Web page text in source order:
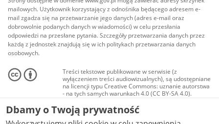
mailowych. Użytkownik korzystający z odnośnika będącego adresem e-
mail zgadza się na przetwarzanie jego danych (adres e-mail oraz
dobrowolnie podanych danych w wiadomości) w celu przesłania
odpowiedzi na przesłane pytania. Szczegóły przetwarzania danych przez
każdą z jednostek znajdują się w ich politykach przetwarzania danych
osobowych.
Treści tekstowe publikowane w serwisie (z
wyłączeniem treści audiowizualnych), są udostępniane
na licencji typu Creative Commons: uznanie autorstwa
- na tych samych warunkach 4.0 (CC BY-SA 4.0).
Materiały audiowizualne, w tym zdjęcia, materiały
audio i wideo, są udostępniane na licencji typu
Creative Commons: uznanie autorstwa użycie
Dbamy o Twoją prywatność